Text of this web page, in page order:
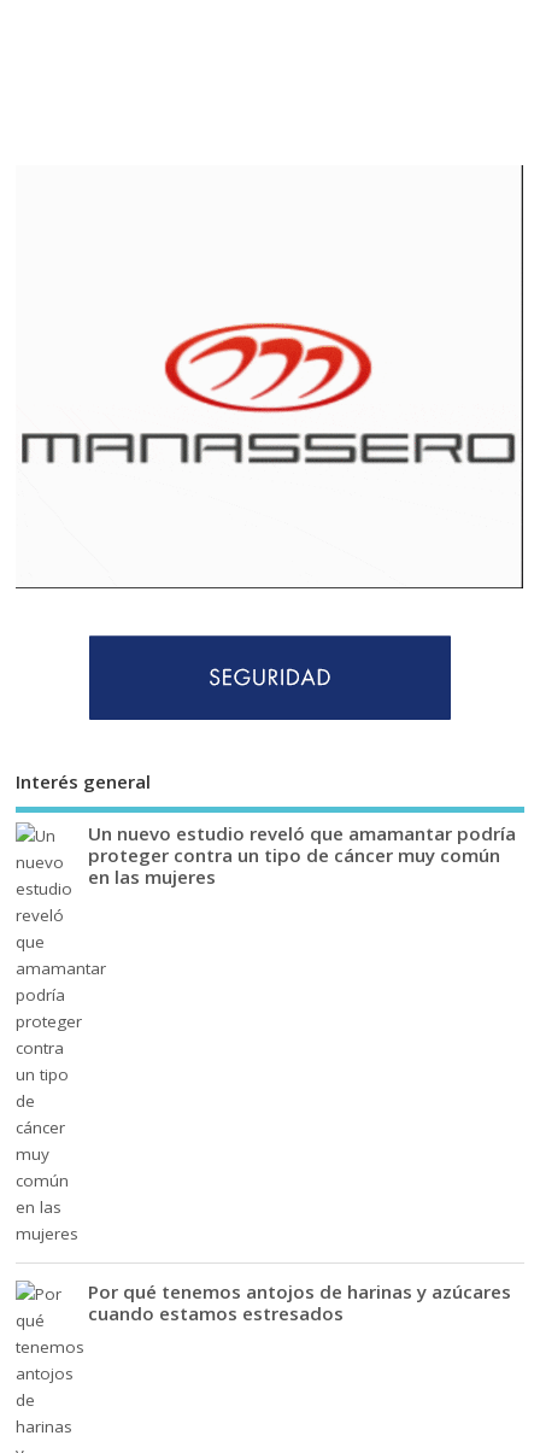
Interés general
Un nuevo estudio reveló que amamantar podría
proteger contra un tipo de cáncer muy común
en las mujeres
Por qué tenemos antojos de harinas y azúcares
cuando estamos estresados